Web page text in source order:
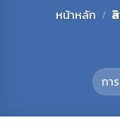
หน้าหลัก /